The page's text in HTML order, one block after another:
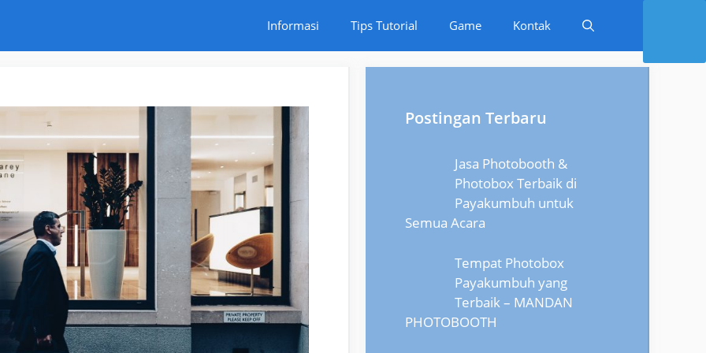
Informasi Tips Tutorial Game Kontak
Postingan Terbaru
Jasa Photobooth &
Photobox Terbaik di
Payakumbuh untuk
Semua Acara
Tempat Photobox
Payakumbuh yang
Terbaik – MANDAN
PHOTOBOOTH